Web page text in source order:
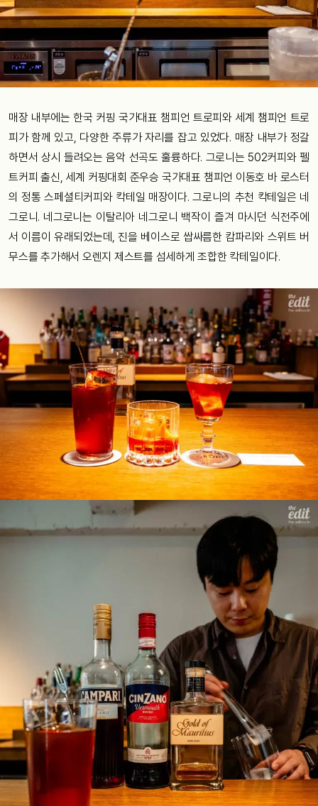
매장 내부에는 한국 커핑 국가대표 챔피언 트로피와 세계 챔피언 트로
피가 함께 있고, 다양한 주류가 자리를 잡고 있었다. 매장 내부가 정갈
하면서 상시 들려오는 음악 선곡도 훌륭하다. 그로니는 502커피와 펠
트커피 출신, 세계 커핑대회 준우승 국가대표 챔피언 이동호 바 로스터
의 정통 스페셜티커피와 칵테일 매장이다. 그로니의 추천 칵테일은 네
그로니. 네그로니는 이탈리아 네그로니 백작이 즐겨 마시던 식전주에
서 이름이 유래되었는데, 진을 베이스로 쌉싸름한 캄파리와 스위트 버
무스를 추가해서 오렌지 제스트를 섬세하게 조합한 칵테일이다.